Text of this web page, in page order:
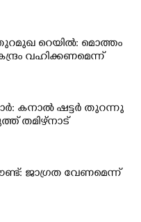
റെയിൽ: മൊത്തം
വഹിക്കണമെന്ന്
കനാൽ ഷട്ടർ തുറന്നു
തമിഴ്നാട്
ജാഗ്രത വേണമെന്ന്